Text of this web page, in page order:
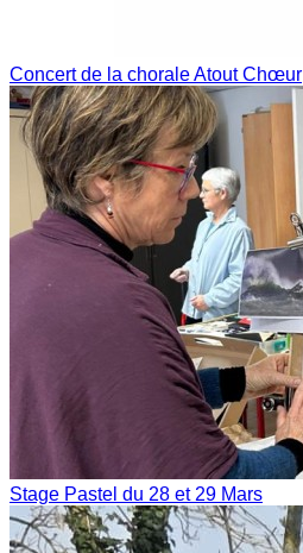
Concert de la chorale Atout Chœur
Stage Pastel du 28 et 29 Mars